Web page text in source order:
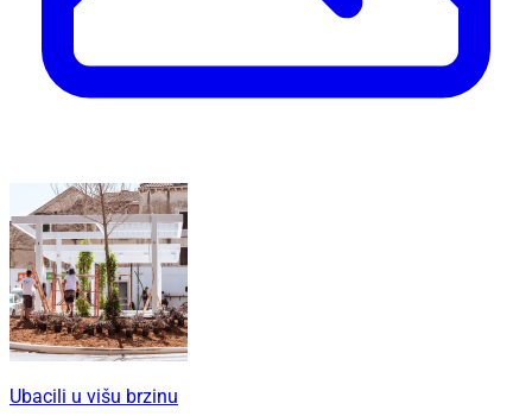
Ubacili u višu brzinu